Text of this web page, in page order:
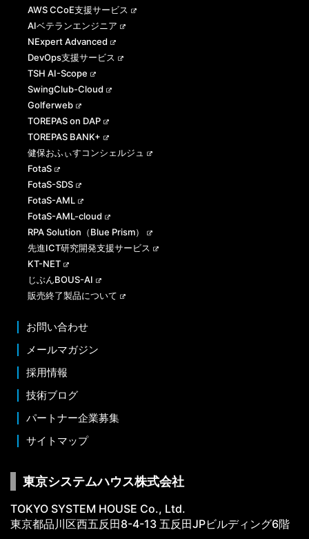
AWS CCoE支援サービス
AIベテランエンジニア
NExpert Advanced
DevOps支援サービス
TSH AI-Scope
SwingClub-Cloud
Golferweb
TOREPAS on DAP
TOREPAS BANK+
健保おふぃすコンシェルジュ
FotaS
FotaS-SDS
FotaS-AML
FotaS-AML-cloud
RPA Solution（Blue Prism）
先進ICT研究開発支援サービス
KT-NET
じぶんBOUS-AI
販売終了製品について
お問い合わせ
メールマガジン
採用情報
技術ブログ
パートナー企業募集
サイトマップ
東京システムハウス株式会社
TOKYO SYSTEM HOUSE Co., Ltd.
東京都品川区西五反田8-4-13 五反田JPビルディング6階